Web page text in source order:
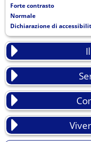
Forte contrasto
Normale
Dichiarazione di